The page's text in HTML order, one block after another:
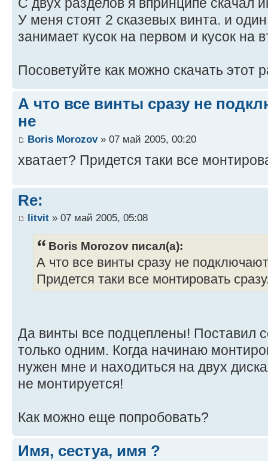
С двух разделов я впринципе скачал
У меня стоят 2 сказевых винта. и
занимает кусок на первом и кусок на
Посоветуйте как можно скачать этот
А что все винты сразу не
не
Boris Morozov» 07 май 2005, 00:20
хватает? Придется таки все
Re:
litvit » 07 май 2005, 05:08
Boris Morozov писал(а):
А что все винты сразу не
Придется таки все монтировать
Да винты все подцеплены! Поставил
только одним. Когда начинаю
нужен мне и находиться на двух
не монтируется!
Как можно еще попробовать?
Имя, сестуа, имя ?